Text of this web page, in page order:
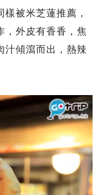
被米芝蓮推薦，
，外皮有香香，焦
汁傾瀉而出，熱辣